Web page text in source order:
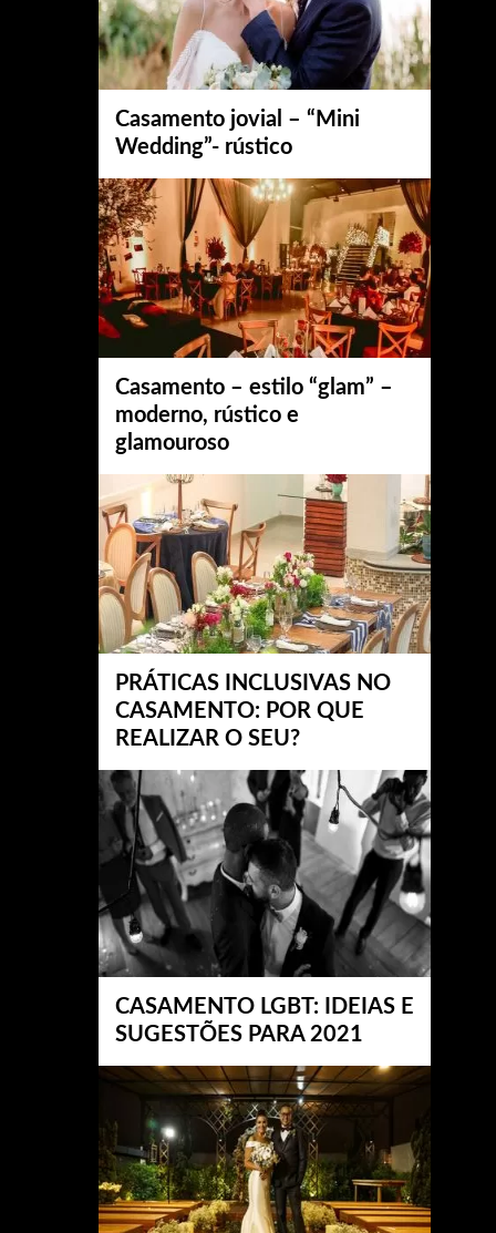
Casamento jovial – “Mini
Wedding”- rústico
Casamento – estilo “glam” –
moderno, rústico e
glamouroso
PRÁTICAS INCLUSIVAS NO
CASAMENTO: POR QUE
REALIZAR O SEU?
CASAMENTO LGBT: IDEIAS E
SUGESTÕES PARA 2021